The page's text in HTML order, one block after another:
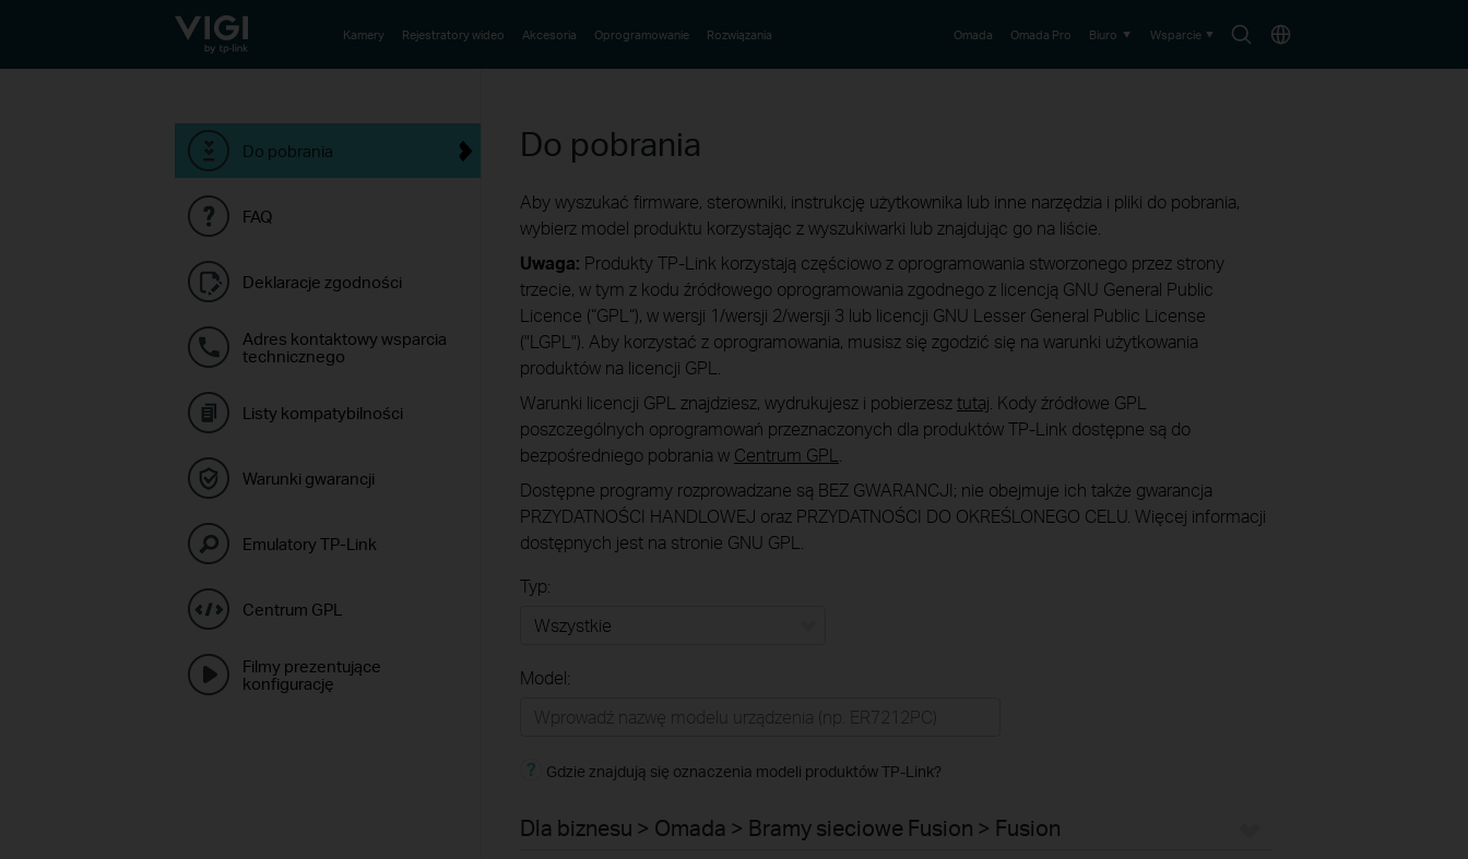
TP-Link, Reliably Smart WyszukajWybierz
Kamery Rejestratory wideo Akcesoria Oprogramowanie Rozwiązania Omada Omada Pro Biuro Wsparcie
Do pobrania
FAQ
Deklaracje zgodności
Adres kontaktowy wsparcia
technicznego
Listy kompatybilności
Warunki gwarancji
Emulatory TP-Link
Centrum GPL
Filmy prezentujące
konfigurację
Do pobrania
Aby wyszukać firmware, sterowniki, instrukcję użytkownika lub inne narzędzia i pliki do pobrania,
wybierz model produktu korzystając z wyszukiwarki lub znajdując go na liście.
Uwaga: Produkty TP-Link korzystają częściowo z oprogramowania stworzonego przez strony
trzecie, w tym z kodu źródłowego oprogramowania zgodnego z licencją GNU General Public
Licence (“GPL“), w wersji 1/wersji 2/wersji 3 lub licencji GNU Lesser General Public License
("LGPL"). Aby korzystać z oprogramowania, musisz się zgodzić się na warunki użytkowania
produktów na licencji GPL.
Warunki licencji GPL znajdziesz, wydrukujesz i pobierzesztutaj . Kody źródłowe GPL
poszczególnych oprogramowań przeznaczonych dla produktów TP-Link dostępne są do
bezpośredniego pobrania w Centrum GPL
Dostępne programy rozprowadzane są BEZ GWARANCJI; nie obejmuje ich także gwarancja
PRZYDATNOŚCI HANDLOWEJ oraz PRZYDATNOŚCI DO OKREŚLONEGO CELU. Więcej informacji
dostępnych jest na stronie GNU GPL.
Typ:
Biuro
Model:
Gdzie znajdują się oznaczenia modeli produktów TP-Link?
Dla biznesu > Omada > Bramy sieciowe Fusion > Fusion